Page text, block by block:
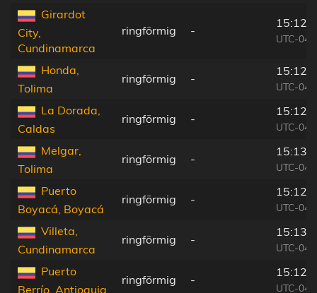
Girardot
City,
Cundinamarca
ringförmig -
UTC-
Honda,
Tolima
ringförmig -
UTC-
La Dorada,
Caldas
ringförmig -
UTC-
Melgar,
Tolima
ringförmig -
UTC-
Puerto
Boyacá, Boyacá
ringförmig -
UTC-
Villeta,
Cundinamarca
ringförmig -
UTC-
Puerto
Berrío, Antioquia
ringförmig -
UTC-